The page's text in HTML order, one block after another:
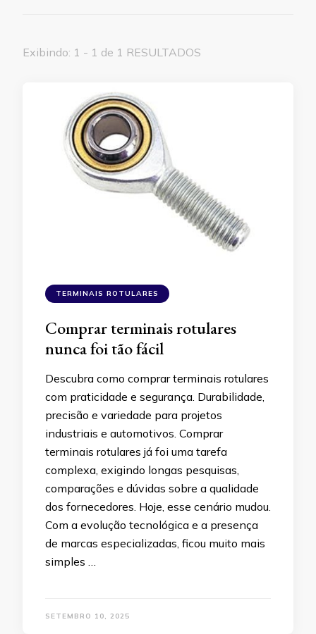
Exibindo: 1 - 1 de 1 RESULTADOS
TERMINAIS ROTULARES
Comprar terminais rotulares
nunca foi tão fácil
Descubra como comprar terminais rotulares
com praticidade e segurança. Durabilidade,
precisão e variedade para projetos
industriais e automotivos. Comprar
terminais rotulares já foi uma tarefa
complexa, exigindo longas pesquisas,
comparações e dúvidas sobre a qualidade
dos fornecedores. Hoje, esse cenário mudou.
Com a evolução tecnológica e a presença
de marcas especializadas, ficou muito mais
simples …
SETEMBRO 10, 2025